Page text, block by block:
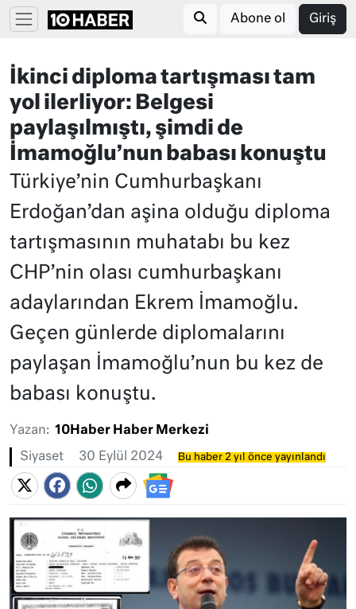
Abone ol Giriş
İkinci diploma tartışması tam
yol ilerliyor: Belgesi
paylaşılmıştı, şimdi de
İmamoğlu’nun babası konuştu
Türkiye’nin Cumhurbaşkanı
Erdoğan’dan aşina olduğu diploma
tartışmasının muhatabı bu kez
CHP’nin olası cumhurbaşkanı
adaylarından Ekrem İmamoğlu.
Geçen günlerde diplomalarını
paylaşan İmamoğlu’nun bu kez de
babası konuştu.
Yazan: 10Haber Haber Merkezi
Siyaset 30 Eylül 2024 Bu haber 2 yıl önce yayınlandı